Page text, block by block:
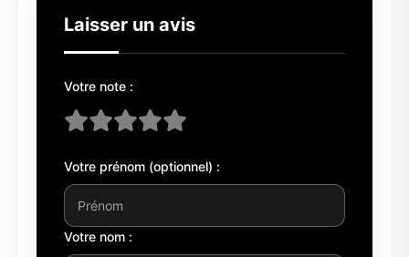
Laisser un avis
Votre note :
Votre prénom (optionnel) :
Votre nom :